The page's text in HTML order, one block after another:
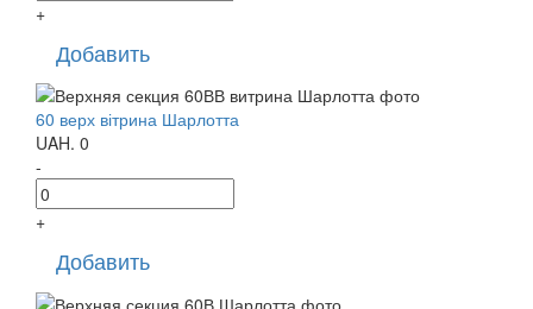
+
Добавить
60 верх вітрина Шарлотта
UAH. 0
-
+
Добавить